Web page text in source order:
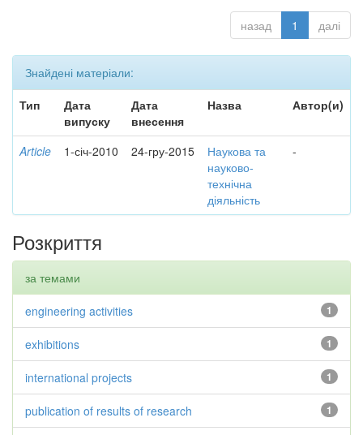
назад 1 далі
Знайдені матеріали:
Тип
Дата
випуску
Дата
внесення
Назва Автор(и)
Article 1-січ-2010 24-гру-2015
Наукова та
науково-
технічна
діяльність
-
Розкриття
за темами
1
engineering activities
1
exhibitions
1
international projects
1
publication of results of research